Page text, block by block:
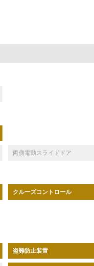
両側電動スライドドア
クルーズコントロール
盗難防止装置